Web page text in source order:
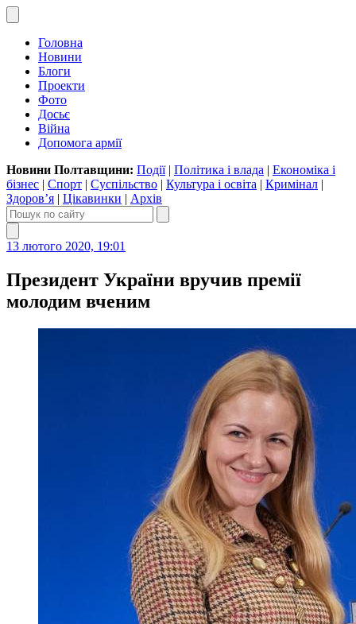
Головна
Новини
Блоги
Проекти
Фото
Досьє
Війна
Допомога армії
Новини Полтавщини: Події| Політика і влада | Економіка і
бізнес | Спорт | Суспільство | Культура і освіта | Кримінал |
Здоров’я | Цікавинки | Архів
13 лютого 2020, 19:01
Президент України вручив премії
молодим вченим